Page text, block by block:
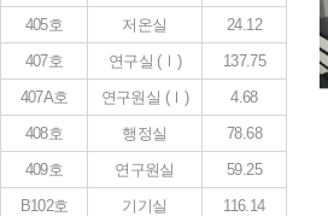
405호
저온실
24.12
407호
연구실 (Ⅰ )
137.75
407A호
연구원실 (Ⅰ )
4.68
408호
행정실
78.68
409호
연구원실
59.25
B102호
기기실
116.14